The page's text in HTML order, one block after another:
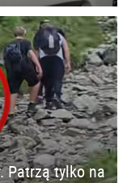
Patrzą tylko na